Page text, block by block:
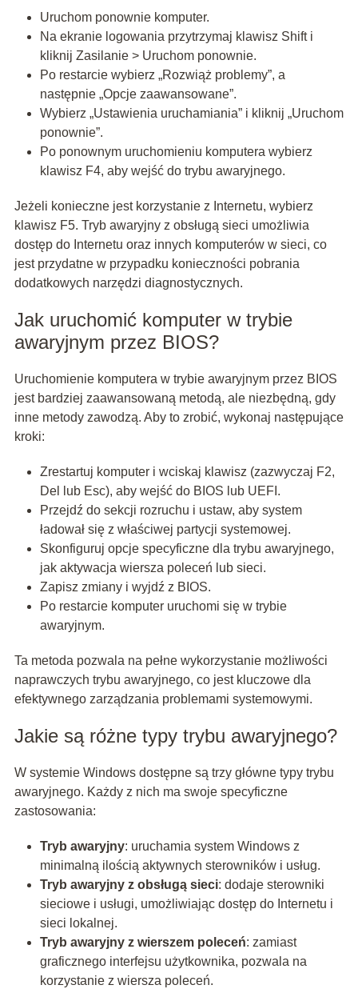
Uruchom ponownie komputer.
Na ekranie logowania przytrzymaj klawisz Shift i
kliknij Zasilanie > Uruchom ponownie.
Po restarcie wybierz „Rozwiąż problemy”, a
następnie „Opcje zaawansowane”.
Wybierz „Ustawienia uruchamiania” i kliknij „Uruchom
ponownie”.
Po ponownym uruchomieniu komputera wybierz
klawisz F4, aby wejść do trybu awaryjnego.
Jeżeli konieczne jest korzystanie z Internetu, wybierz
klawisz F5. Tryb awaryjny z obsługą sieci umożliwia
dostęp do Internetu oraz innych komputerów w sieci, co
jest przydatne w przypadku konieczności pobrania
dodatkowych narzędzi diagnostycznych.
Jak uruchomić komputer w trybie
awaryjnym przez BIOS?
Uruchomienie komputera w trybie awaryjnym przez BIOS
jest bardziej zaawansowaną metodą, ale niezbędną, gdy
inne metody zawodzą. Aby to zrobić, wykonaj następujące
kroki:
Zrestartuj komputer i wciskaj klawisz (zazwyczaj F2,
Del lub Esc), aby wejść do BIOS lub UEFI.
Przejdź do sekcji rozruchu i ustaw, aby system
ładował się z właściwej partycji systemowej.
Skonfiguruj opcje specyficzne dla trybu awaryjnego,
jak aktywacja wiersza poleceń lub sieci.
Zapisz zmiany i wyjdź z BIOS.
Po restarcie komputer uruchomi się w trybie
awaryjnym.
Ta metoda pozwala na pełne wykorzystanie możliwości
naprawczych trybu awaryjnego, co jest kluczowe dla
efektywnego zarządzania problemami systemowymi.
Jakie są różne typy trybu awaryjnego?
W systemie Windows dostępne są trzy główne typy trybu
awaryjnego. Każdy z nich ma swoje specyficzne
zastosowania:
Tryb awaryjny: uruchamia system Windows z
minimalną ilością aktywnych sterowników i usług.
Tryb awaryjny z obsługą sieci: dodaje sterowniki
sieciowe i usługi, umożliwiając dostęp do Internetu i
sieci lokalnej.
Tryb awaryjny z wierszem poleceń: zamiast
graficznego interfejsu użytkownika, pozwala na
korzystanie z wiersza poleceń.